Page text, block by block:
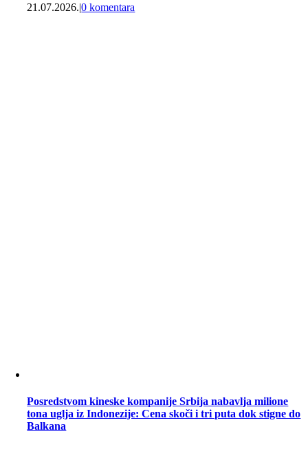
21.07.2026.|0 komentara
Posredstvom kineske kompanije Srbija nabavlja milione
tona uglja iz Indonezije: Cena skoči i tri puta dok stigne do
Balkana